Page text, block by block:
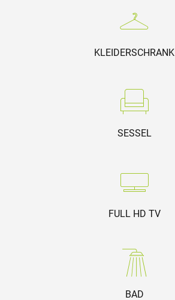
KLEIDERSCHRANK
SESSEL
FULL HD TV
BAD